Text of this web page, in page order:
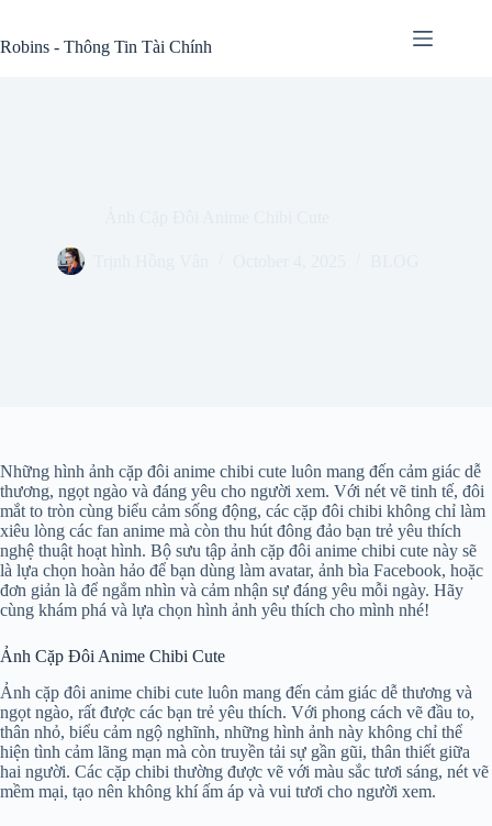
content
Robins - Thông Tin Tài Chính
Những hình ảnh cặp đôi anime chibi cute luôn mang đến cảm giác dễ
thương, ngọt ngào và đáng yêu cho người xem. Với nét vẽ tinh tế, đôi
mắt to tròn cùng biểu cảm sống động, các cặp đôi chibi không chỉ làm
xiêu lòng các fan anime mà còn thu hút đông đảo bạn trẻ yêu thích
nghệ thuật hoạt hình. Bộ sưu tập ảnh cặp đôi anime chibi cute này sẽ
là lựa chọn hoàn hảo để bạn dùng làm avatar, ảnh bìa Facebook, hoặc
đơn giản là để ngắm nhìn và cảm nhận sự đáng yêu mỗi ngày. Hãy
cùng khám phá và lựa chọn hình ảnh yêu thích cho mình nhé!
Ảnh Cặp Đôi Anime Chibi Cute
Ảnh cặp đôi anime chibi cute luôn mang đến cảm giác dễ thương và
ngọt ngào, rất được các bạn trẻ yêu thích. Với phong cách vẽ đầu to,
thân nhỏ, biểu cảm ngộ nghĩnh, những hình ảnh này không chỉ thể
hiện tình cảm lãng mạn mà còn truyền tải sự gần gũi, thân thiết giữa
hai người. Các cặp chibi thường được vẽ với màu sắc tươi sáng, nét vẽ
mềm mại, tạo nên không khí ấm áp và vui tươi cho người xem.